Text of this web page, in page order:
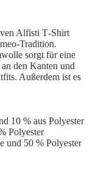
Alfisti T‑Shirt
sorgt für eine
den Kanten und
Außerdem ist es
10 % aus Polyester
Polyester
und 50 % Polyester